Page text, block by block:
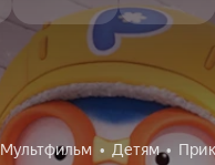
Мультфильм Детям